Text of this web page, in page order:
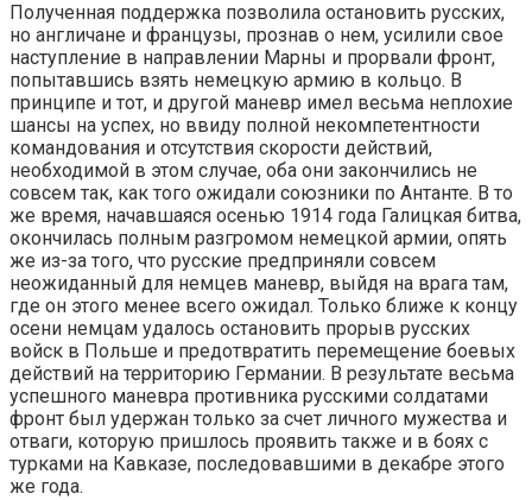
Полученная поддержка позволила остановить русских,
но англичане и французы, прознав о нем, усилили свое
наступление в направлении Марны и прорвали фронт,
попытавшись взять немецкую армию в кольцо. В
принципе и тот, и другой маневр имел весьма неплохие
шансы на успех, но ввиду полной некомпетентности
командования и отсутствия скорости действий,
необходимой в этом случае, оба они закончились не
совсем так, как того ожидали союзники по Антанте. В то
же время, начавшаяся осенью 1914 года Галицкая битва,
окончилась полным разгромом немецкой армии, опять
же из-за того, что русские предприняли совсем
неожиданный для немцев маневр, выйдя на врага там,
где он этого менее всего ожидал. Только ближе к концу
осени немцам удалось остановить прорыв русских
войск в Польше и предотвратить перемещение боевых
действий на территорию Германии. В результате весьма
успешного маневра противника русскими солдатами
фронт был удержан только за счет личного мужества и
отваги, которую пришлось проявить также и в боях с
турками на Кавказе, последовавшими в декабре этого
же года.